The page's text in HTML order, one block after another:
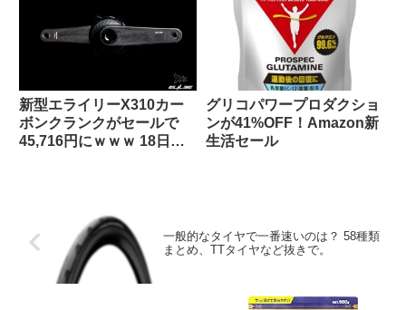
新型エライリーX310カー
ボンクランクがセールで
45,716円にｗｗｗ 18日ま
グリコパワープロダクショ
ンが41%OFF！Amazon新
生活セール
一般的なタイヤで一番速いのは？ 58種類
まとめ、TTタイヤなど抜きで。